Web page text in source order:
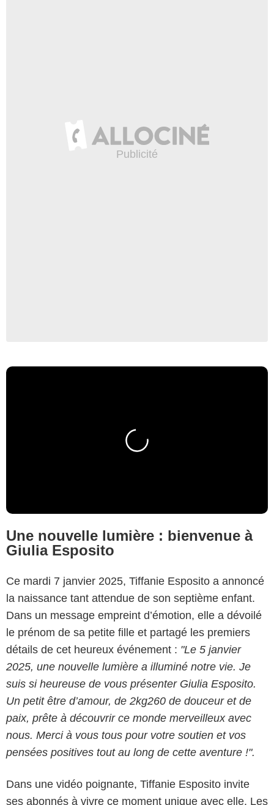
Une nouvelle lumière : bienvenue à
Giulia Esposito
Ce mardi 7 janvier 2025, Tiffanie Esposito a annoncé
la naissance tant attendue de son septième enfant.
Dans un message empreint d’émotion, elle a dévoilé
le prénom de sa petite fille et partagé les premiers
détails de cet heureux événement : "Le 5 janvier
2025, une nouvelle lumière a illuminé notre vie. Je
suis si heureuse de vous présenter Giulia Esposito.
Un petit être d’amour, de 2kg260 de douceur et de
paix, prête à découvrir ce monde merveilleux avec
nous. Merci à vous tous pour votre soutien et vos
pensées positives tout au long de cette aventure !".
Dans une vidéo poignante, Tiffanie Esposito invite
ses abonnés à vivre ce moment unique avec elle. Les